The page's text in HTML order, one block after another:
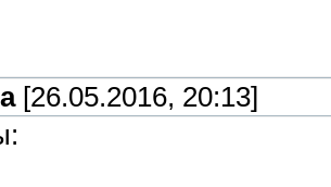
[26.05.2016, 20:13]